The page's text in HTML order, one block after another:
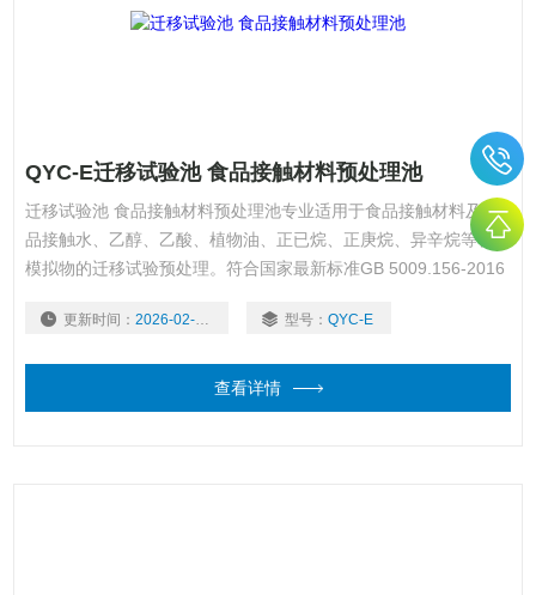
QYC-E迁移试验池 食品接触材料预处理池
迁移试验池 食品接触材料预处理池专业适用于食品接触材料及制
品接触水、乙醇、乙酸、植物油、正已烷、正庚烷、异辛烷等食品
模拟物的迁移试验预处理。符合国家最新标准GB 5009.156-2016
通则》中的所有不挥发性食品模拟物。
更新时间： 2026-02-02 型号： QYC-E
查看详情